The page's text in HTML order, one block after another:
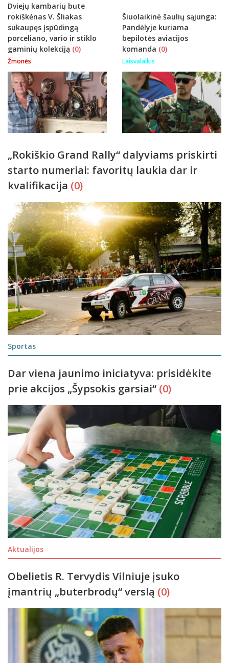
Dviejų kambarių bute
rokiškėnas V. Šliakas
sukaupęs įspūdingą
porceliano, vario ir stiklo
gaminių kolekciją (0)
Žmonės
Šiuolaikinė šaulių sąjunga:
Pandėlyje kuriama
bepilotės aviacijos
komanda (0)
Laisvalaikis
„Rokiškio Grand Rally“ dalyviams priskirti
starto numeriai: favoritų laukia dar ir
kvalifikacija (0)
Sportas
Dar viena jaunimo iniciatyva: prisidėkite
prie akcijos „Šypsokis garsiai“ (0)
Aktualijos
Obelietis R. Tervydis Vilniuje įsuko
įmantrių „buterbrodų“ verslą (0)